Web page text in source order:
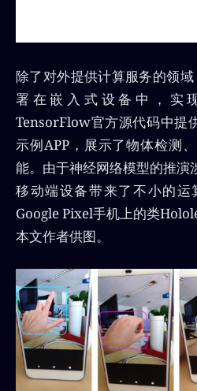
除了对外提供计算服务的领
署在嵌入式设备中，实
TensorFlow官方源代码中提
示例APP，展示了物体检测
能。由于神经网络模型的推演
移动端设备带来了不小的
Google Pixel手机上的类
本文作者供图。